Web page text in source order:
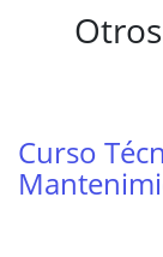
Curso